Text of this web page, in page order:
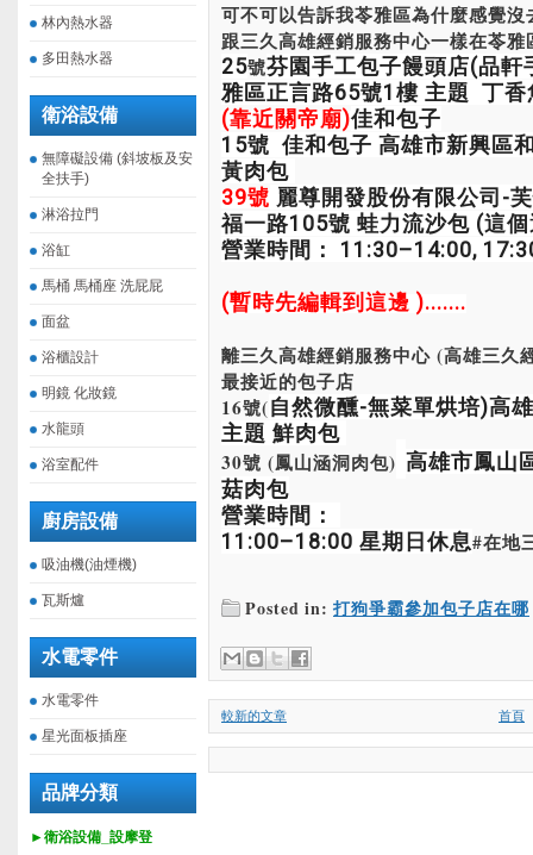
林內熱水器
多田熱水器
衛浴設備
無障礙設備 (斜坡板及安
全扶手)
淋浴拉門
浴缸
馬桶 馬桶座 洗屁屁
面盆
浴櫃設計
明鏡 化妝鏡
水龍頭
浴室配件
廚房設備
吸油機(油煙機)
瓦斯爐
水電零件
水電零件
星光面板插座
品牌分類
►衛浴設備_設摩登
可不可以告訴我苓雅區為什麼感覺
跟三久高雄經銷服務中心一樣在苓雅
25號芬園手工包子饅頭店(品
雅區正言路65號1樓 主題 丁香
(靠近關帝廟)佳和包子
15號 佳和包子 高雄市新興區
黃肉包
39號 麗尊開發股份有限公司-
福一路105號 蛙力流沙包 (這
營業時間： 11:30–14:00,
(暫時先編輯到這邊 ).......
離三久高雄經銷服務中心 (高雄三久
最接近的包子店
16號(自然微醺-無菜單烘培)高
主題 鮮肉包
30號 (鳳山涵洞肉包) 高雄市鳳山
菇肉包
營業時間：
11:00–18:00 星期日休息#在地
Posted in: 打狗爭霸參加包子店在哪
較新的文章 首頁